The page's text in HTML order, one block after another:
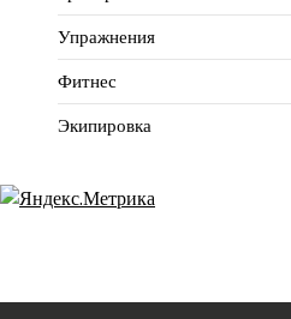
Упражнения
Фитнес
Экипировка